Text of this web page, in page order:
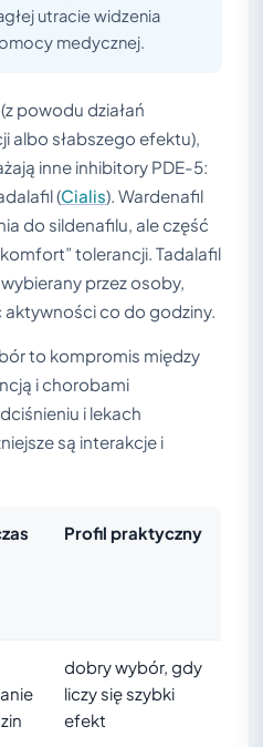
utracie widzenia
medycznej.
powodu działań
albo słabszego efektu),
inne inhibitory PDE-5:
(Cialis). Wardenafil
do sildenafilu, ale część
tolerancji. Tadalafil
przez osoby,
co do godziny.
to kompromis między
i chorobami
i lekach
są interakcje i
Profil praktyczny
dobry wybór, gdy
liczy się szybki
efekt